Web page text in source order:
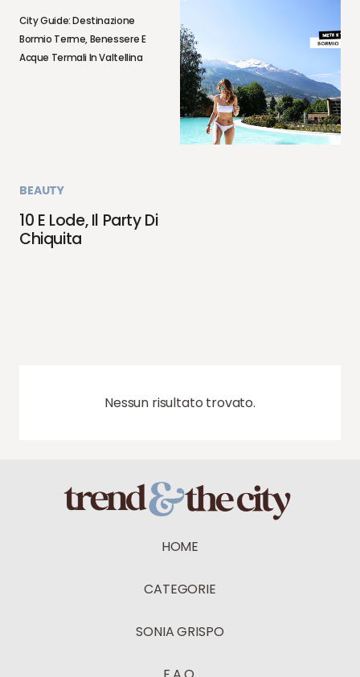
City Guide: Destinazione
Bormio Terme, Benessere E
Acque Termali In Valtellina
BEAUTY
10 E Lode, Il Party Di
Chiquita
Nessun risultato trovato.
HOME
CATEGORIE
SONIA GRISPO